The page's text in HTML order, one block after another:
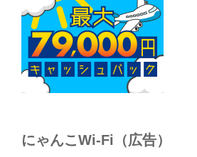
にゃんこWi-Fi（広告）